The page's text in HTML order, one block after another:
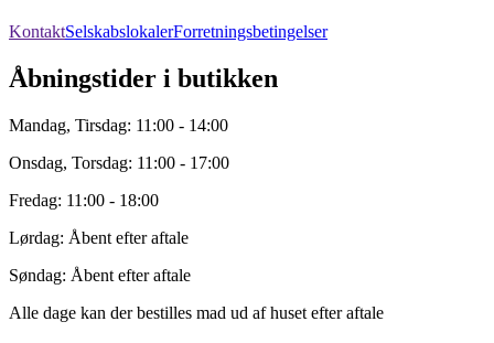
KontaktSelskabslokalerForretningsbetingelser
Åbningstider i butikken
Mandag, Tirsdag: 11:00 - 14:00
Onsdag, Torsdag: 11:00 - 17:00
Fredag: 11:00 - 18:00
Lørdag: Åbent efter aftale
Søndag: Åbent efter aftale
Alle dage kan der bestilles mad ud af huset efter aftale